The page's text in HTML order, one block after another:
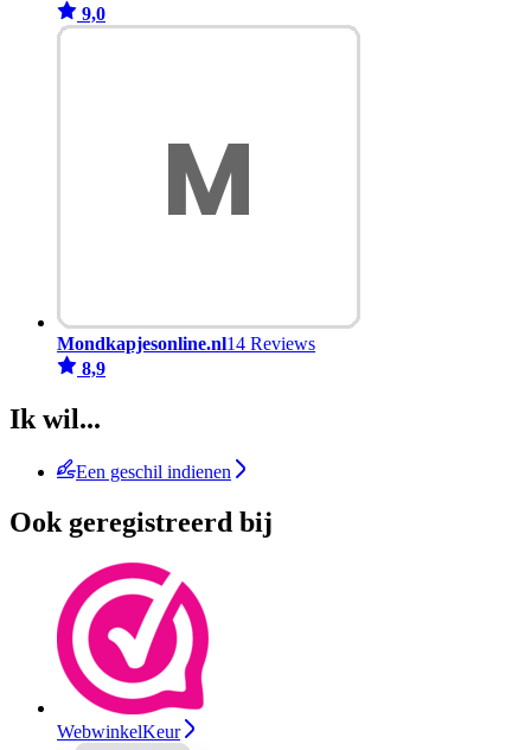
9,0
Mondkapjesonline.nl14 Reviews
8,9
Ik wil...
Een geschil indienen
Ook geregistreerd bij
WebwinkelKeur